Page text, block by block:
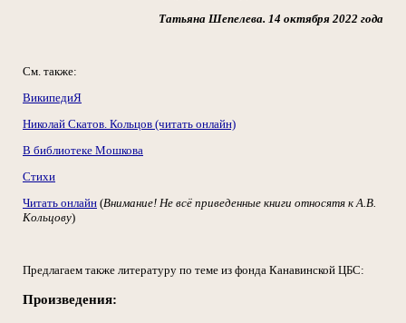
Татьяна Шепелева. 14 октября 2022 года
См. также:
ВикипедиЯ
Николай Скатов. Кольцов (читать онлайн)
В библиотеке Мошкова
Стихи
Читать онлайн (Внимание! Не всё приведенные книги относятя к А.В.
Кольцову)
Предлагаем также литературу по теме из фонда Канавинской ЦБС:
Произведения: